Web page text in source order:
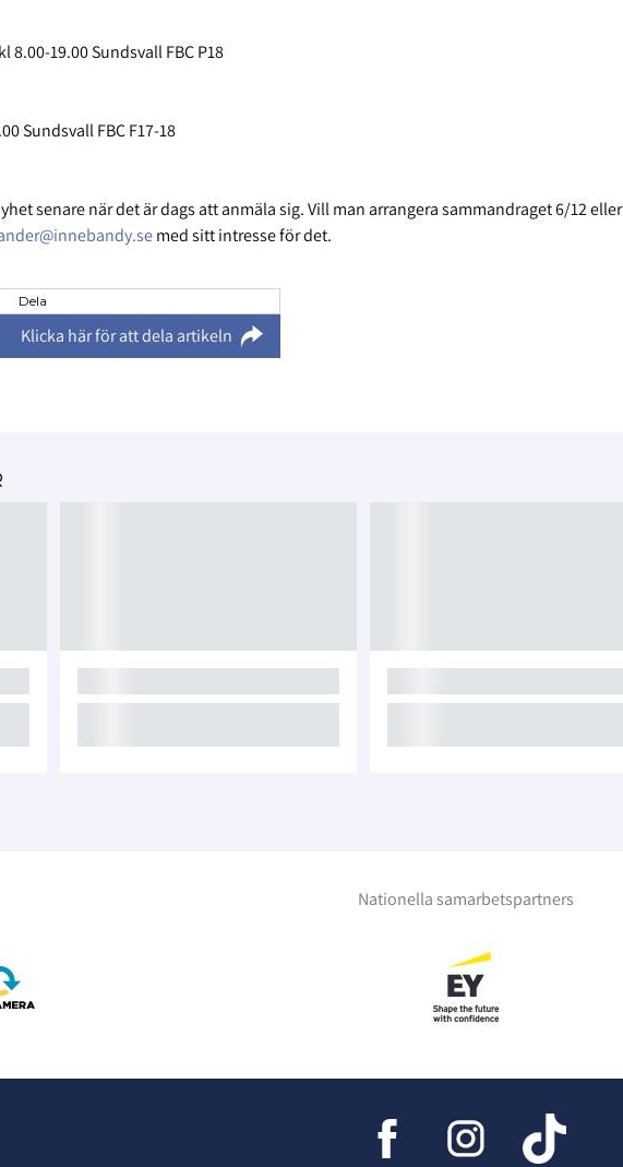
19.00 Sundsvall FBC P18
Sundsvall FBC F17-18
senare när det är dags att anmäla sig. Vill man arrangera sammandraget 6/12 eller
med sitt intresse för det.
Dela
Klicka här för att dela artikeln
Nationella samarbetspartners